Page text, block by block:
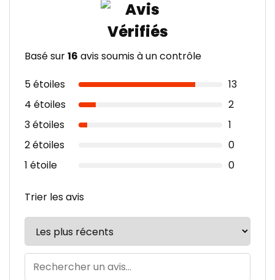
Basé sur16 avis soumis à un contrôle
5 étoiles
13
4 étoiles
2
3 étoiles
1
2 étoiles
0
1 étoile
0
Trier les avis